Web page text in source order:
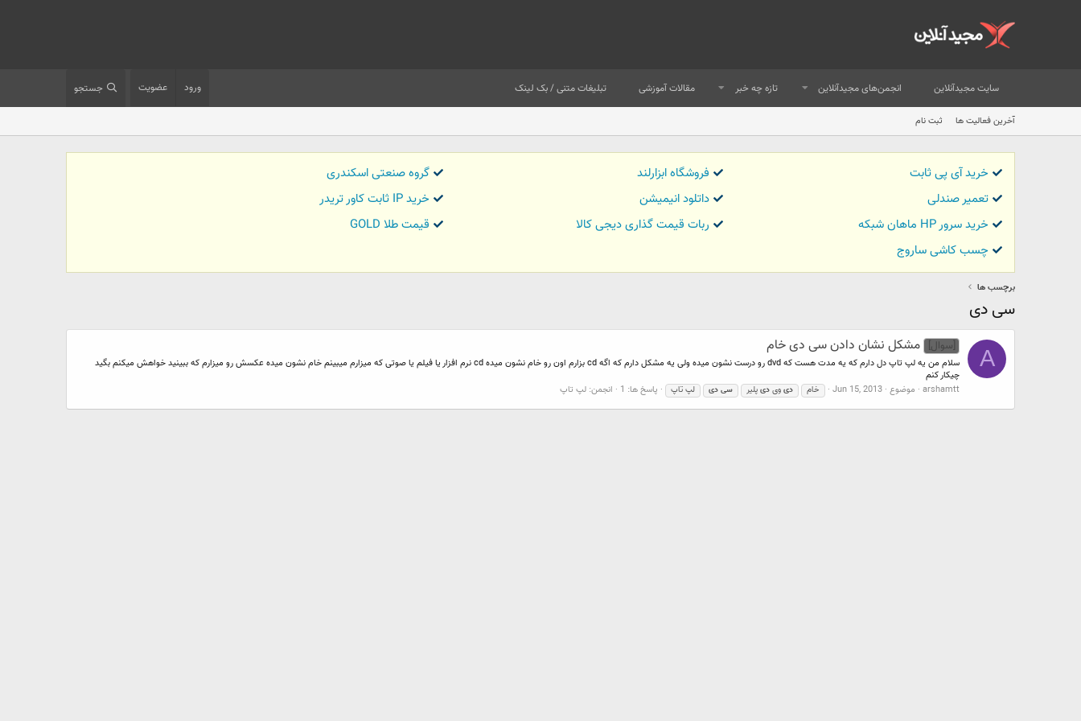
سایت مجیدآنلاین انجمن‌های مجیدآنلاین تازه چه خبر مقالات آموزشی تبلیغات متنی / بک لینک ورود عضویت جستجو
آخرین فعالیت ها ثبت نام
خرید آی پی ثابت فروشگاه ابزارلند
گروه صنعتی اسکندری
تعمیر صندلی
داتلود انیمیشن
خرید IP ثابت کاور تریدر
خرید سرور HP ماهان شبکه
ربات قیمت گذاری دیجی کالا
قیمت طلا GOLD
چسب کاشی ساروج
برچسب ها
سی دی
A
[سوال] مشکل نشان دادن سی دی خام
سلام من یه لپ تاپ دل دارم که یه مدت هست که dvd رو درست نشون میده ولی یه مشکل دارم که اگه cd بزارم اون رو خام نشون میده cd نرم افزار یا فیلم یا صوتی که میزارم میبینم خام نشون میده عکسش رو میزارم که ببینید خواهش میکنم بگید
چیکار کنم
arshamtt موضوع Jun 15, 2013 خام دی وی دی پلیر سی دی لپ تاپ پاسخ ها: 1 انجمن: لپ تاپ